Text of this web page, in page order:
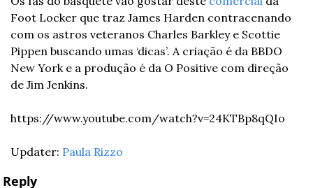
Foot Locker que traz James Harden contracenando
com os astros veteranos Charles Barkley e Scottie
Pippen buscando umas ‘dicas’. A criação é da BBDO
New York e a produção é da O Positive com direção
de Jim Jenkins.
https://www.youtube.com/watch?v=24KTBp8qQIo
Updater: Paula Rizzo
Reply